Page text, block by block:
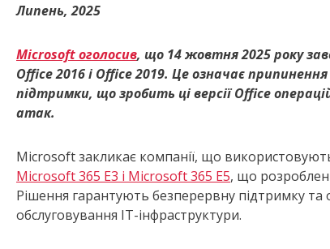
Липень, 2025
Microsoft оголосив, що 14 жовтня 2025 року
Office 2016 і Office 2019. Це означає
підтримки, що зробить ці версіїOffice
атак.
Microsoft закликає компанії, що
Microsoft 365 E3 і Microsoft 365 E5, що
Рішення гарантують безперервну підтримку
обслуговування IT-інфраструктури.